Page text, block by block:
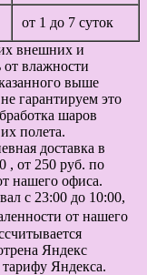
от 1 до 7 суток
внешних и
влажности
выше
гарантируем это
шаров
полета.
доставка в
, от 250 руб. по
нашего офиса.
с 23:00 до 10:00,
от нашего
Яндекс
Яндекса.